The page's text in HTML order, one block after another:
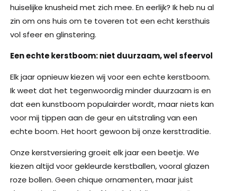
huiselijke knusheid met zich mee. En eerlijk? Ik heb nu al
zin om ons huis om te toveren tot een echt kersthuis
vol sfeer en glinstering.
Een echte kerstboom: niet duurzaam, wel sfeervol
Elk jaar opnieuw kiezen wij voor een echte kerstboom.
Ik weet dat het tegenwoordig minder duurzaam is en
dat een kunstboom populairder wordt, maar niets kan
voor mij tippen aan de geur en uitstraling van een
echte boom. Het hoort gewoon bij onze kersttraditie.
Onze kerstversiering groeit elk jaar een beetje. We
kiezen altijd voor gekleurde kerstballen, vooral glazen
roze bollen. Geen chique ornamenten, maar juist